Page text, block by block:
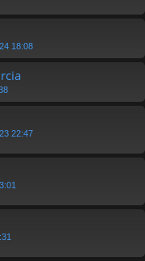
18:08
22:47